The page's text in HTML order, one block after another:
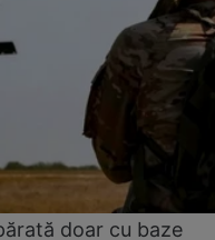
doar cu baze